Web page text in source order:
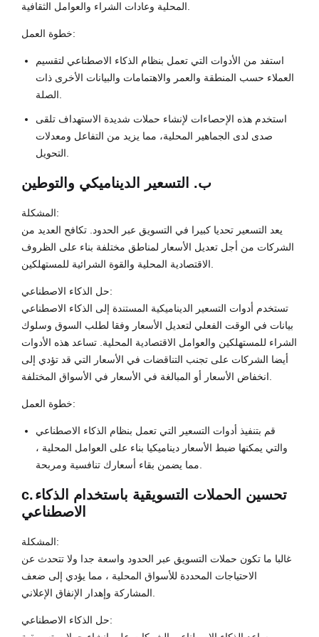
خطوة العمل:
استفد من الأدوات التي تعمل بنظام الذكاء الاصطناعي لتقسيم
العملاء حسب المنطقة والعمر والاهتمامات والبيانات الأخرى ذات
استخدم هذه الإحصاءات لإنشاء حملات شديدة الاستهداف تلقى
صدى لدى الجماهير المحلية، مما يزيد من التفاعل ومعدلات
ب. التسعير الديناميكي والتوطين
المشكلة:
يعد التسعير تحديا كبيرا في التسويق عبر الحدود. تكافح العديد من
الشركات من أجل تعديل الأسعار لمناطق مختلفة بناء على الظروف
حل الذكاء الاصطناعي:
تستخدم أدوات التسعير الديناميكية المستندة إلى الذكاء الاصطناعي
بيانات في الوقت الفعلي لتعديل الأسعار وفقا لطلب السوق وسلوك
الشراء للمستهلكين والعوامل الاقتصادية المحلية. تساعد هذه الأدوات
أيضا الشركات على تجنب التناقضات في الأسعار التي قد تؤدي إلى
خطوة العمل:
قم بتنفيذ أدوات التسعير التي تعمل بنظام الذكاء الاصطناعي
والتي يمكنها ضبط الأسعار ديناميكيا بناء على العوامل المحلية ،
c.تحسين الحملات التسويقية باستخدام الذكاء
الاصطناعي
المشكلة:
غالبا ما تكون حملات التسويق عبر الحدود واسعة جدا ولا تتحدث عن
الاحتياجات المحددة للأسواق المحلية ، مما يؤدي إلى ضعف
حل الذكاء الاصطناعي: